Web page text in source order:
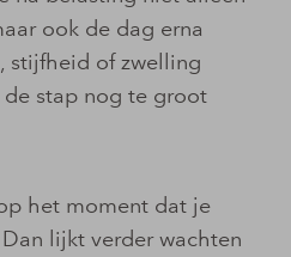
ook de dag erna
stijfheid of zwelling
stap nog te groot
het moment dat je
lijkt verder wachten